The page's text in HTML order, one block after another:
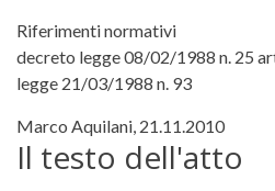
Riferimenti normativi
decreto legge 08/02/1988 n. 25
legge 21/03/1988 n. 93
Marco Aquilani, 21.11.2010
Il testo dell'atto